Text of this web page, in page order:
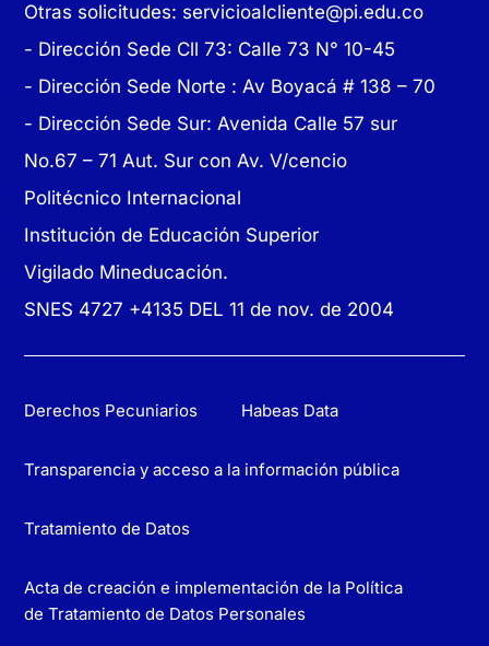
Otras solicitudes: servicioalcliente@pi.edu.co
- Dirección Sede Cll 73: Calle 73 N° 10-45
- Dirección Sede Norte : Av Boyacá # 138 – 70
- Dirección Sede Sur: Avenida Calle 57 sur
No.67 – 71 Aut. Sur con Av. V/cencio
Politécnico Internacional
Institución de Educación Superior
Vigilado Mineducación.
SNES 4727 +4135 DEL 11 de nov. de 2004
Derechos Pecuniarios Habeas Data
Transparencia y acceso a la información pública
Tratamiento de Datos
Acta de creación e implementación de la Política
de Tratamiento de Datos Personales